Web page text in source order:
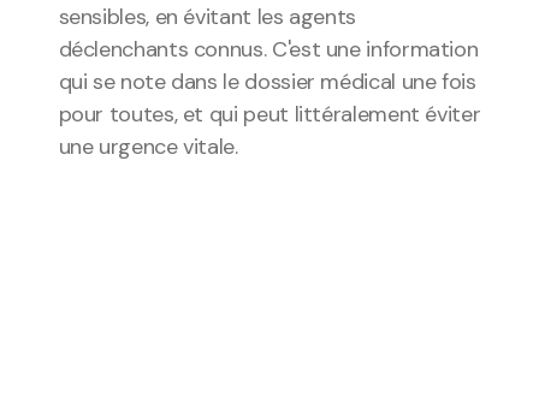
sensibles, en évitant les agents
déclenchants connus. C'est une information
qui se note dans le dossier médical une fois
pour toutes, et qui peut littéralement éviter
une urgence vitale.